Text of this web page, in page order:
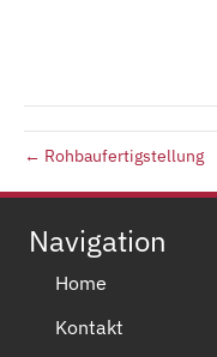
← Rohbau­fertigstellung
Navigation
Home
Kontakt